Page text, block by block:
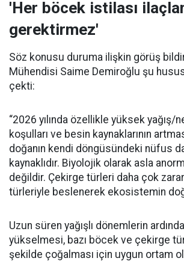
'Her böcek istilası
gerektirmez'
Söz konusu duruma ilişkin görüş
Mühendisi Saime Demiroğlu şu
çekti:
“2026 yılında özellikle yüksek yağış/
koşulları ve besin kaynaklarının
doğanın kendi döngüsündeki nüfus
kaynaklıdır. Biyolojik olarak asla
değildir. Çekirge türleri daha çok
türleriyle beslenerek ekosistemin
Uzun süren yağışlı dönemlerin
yükselmesi, bazı böcek ve çekirge
şekilde çoğalması için uygun ortam